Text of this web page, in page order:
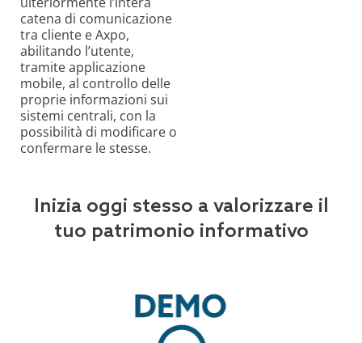
catena di comunicazione
tra cliente e Axpo,
abilitando l’utente,
tramite applicazione
mobile, al controllo delle
proprie informazioni sui
sistemi centrali, con la
possibilità di modificare o
confermare le stesse.
Inizia oggi stesso a valorizzare il
tuo patrimonio informativo